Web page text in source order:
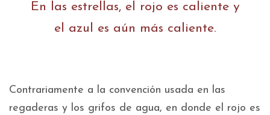
En las estrellas, el rojo es caliente y
el azul es aún más caliente.
Contrariamente a la convención usada en las
regaderas y los grifos de agua, en donde el rojo es